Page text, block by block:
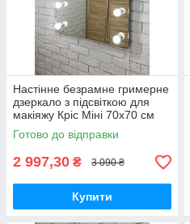
Настінне безрамне гримерне
дзеркало з підсвіткою для
макіяжу Кріс Міні 70х70 см
Готово до відправки
2 997,30 ₴ 3 090 ₴
Купити